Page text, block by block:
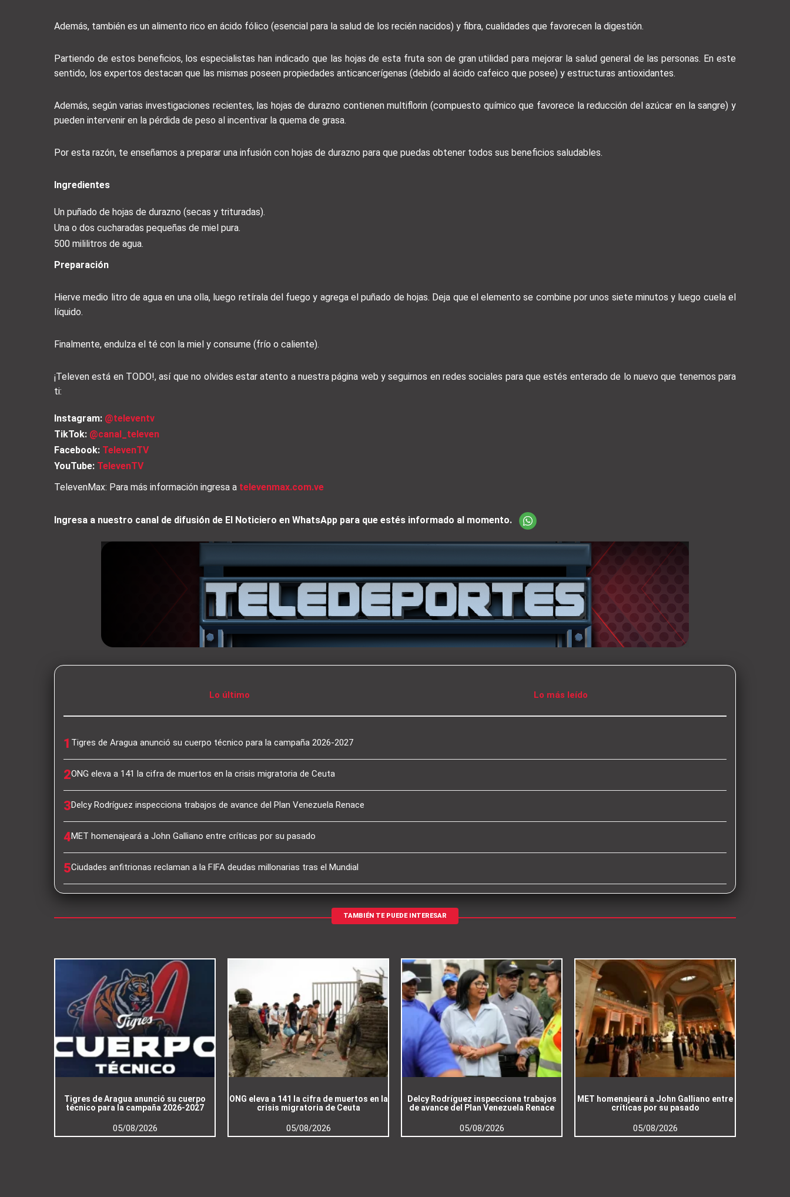
Además, también es un alimento rico en ácido fólico (esencial para la salud de los recién nacidos) y fibra, cualidades que favorecen la digestión.
Partiendo de estos beneficios, los especialistas han indicado que las hojas de esta fruta son de gran utilidad para mejorar la salud general de las personas. En este
sentido, los expertos destacan que las mismas poseen propiedades anticancerígenas (debido al ácido cafeico que posee) y estructuras antioxidantes.
Además, según varias investigaciones recientes, las hojas de durazno contienen multiflorin (compuesto químico que favorece la reducción del azúcar en la sangre) y
pueden intervenir en la pérdida de peso al incentivar la quema de grasa.
Por esta razón, te enseñamos a preparar una infusión con hojas de durazno para que puedas obtener todos sus beneficios saludables.
Ingredientes
Un puñado de hojas de durazno (secas y trituradas).
Una o dos cucharadas pequeñas de miel pura.
500 mililitros de agua.
Preparación
Hierve medio litro de agua en una olla, luego retírala del fuego y agrega el puñado de hojas. Deja que el elemento se combine por unos siete minutos y luego cuela el
líquido.
Finalmente, endulza el té con la miel y consume (frío o caliente).
¡Televen está en TODO!, así que no olvides estar atento a nuestra página web y seguirnos en redes sociales para que estés enterado de lo nuevo que tenemos para
ti:
Instagram: @televentv
TikTok: @canal_televen
Facebook: TelevenTV
YouTube: TelevenTV
TelevenMax: Para más información ingresa a televenmax.com.ve
Ingresa a nuestro canal de difusión de El Noticiero en WhatsApp para que estés informado al momento.
Lo último Lo más leído
1 Tigres de Aragua anunció su cuerpo técnico para la campaña 2026-2027
2ONG eleva a 141 la cifra de muertos en la crisis migratoria de Ceuta
3Delcy Rodríguez inspecciona trabajos de avance del Plan Venezuela Renace
4MET homenajeará a John Galliano entre críticas por su pasado
5Ciudades anfitrionas reclaman a la FIFA deudas millonarias tras el Mundial
TAMBIÉN TE PUEDE INTERESAR
Tigres de Aragua anunció su cuerpo
técnico para la campaña 2026-2027
05/08/2026
ONG eleva a 141 la cifra de muertos en la
crisis migratoria de Ceuta
05/08/2026
Delcy Rodríguez inspecciona trabajos
de avance del Plan Venezuela Renace
05/08/2026
MET homenajeará a John Galliano entre
críticas por su pasado
05/08/2026